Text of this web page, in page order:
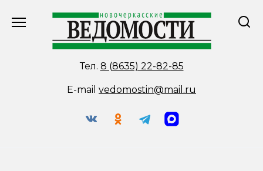
Тел. 8 (8635) 22-82-85
E-mail vedomostin@mail.ru